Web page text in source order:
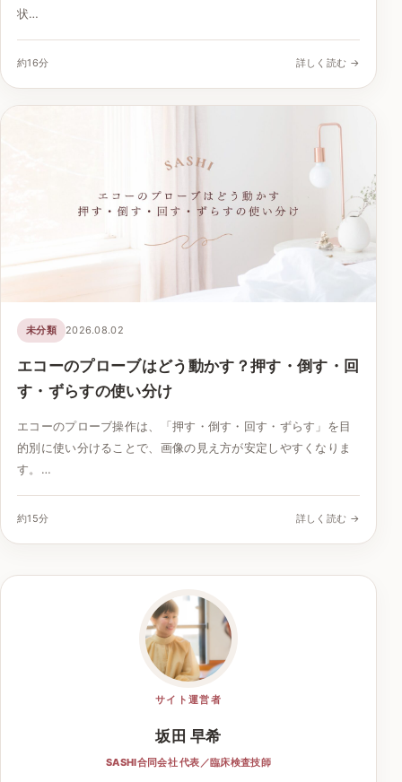
状…
約16分 詳しく読む →
未分類 2026.08.02
エコーのプローブはどう動かす？押す・倒す・回
す・ずらすの使い分け
エコーのプローブ操作は、「押す・倒す・回す・ずらす」を目
的別に使い分けることで、画像の見え方が安定しやすくなりま
す。…
約15分 詳しく読む →
サイト運営者
坂田 早希
SASHI合同会社 代表／臨床検査技師